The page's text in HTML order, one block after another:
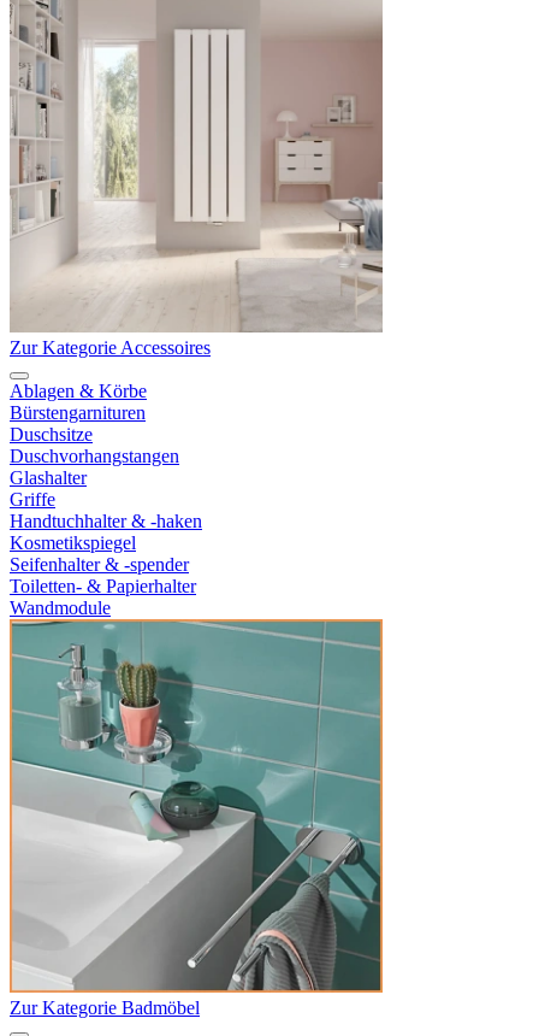
Zur Kategorie Accessoires
Ablagen & Körbe
Bürstengarnituren
Duschsitze
Duschvorhangstangen
Glashalter
Griffe
Handtuchhalter & -haken
Kosmetikspiegel
Seifenhalter & -spender
Toiletten- & Papierhalter
Wandmodule
Zur Kategorie Badmöbel